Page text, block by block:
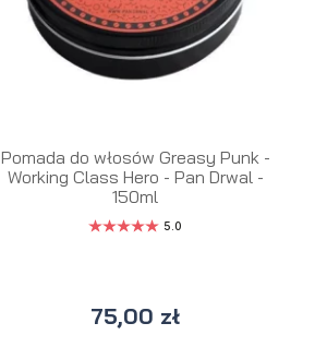
Pomada do włosów Greasy Punk -
Working Class Hero - Pan Drwal -
150ml
5.0
75,00 zł